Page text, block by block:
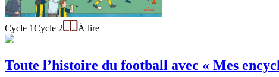
Cycle 1Cycle 2 À lire
Toute l’histoire du football avec « Mes